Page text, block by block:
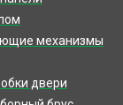
механизмы
двери